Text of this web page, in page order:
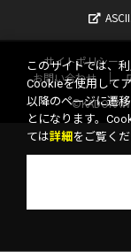
サイトポリシー
お問い合わせ
このサイトでは、
Cookieを使用して
以降のページに遷
とになります。
ては詳細 をご覧くだ